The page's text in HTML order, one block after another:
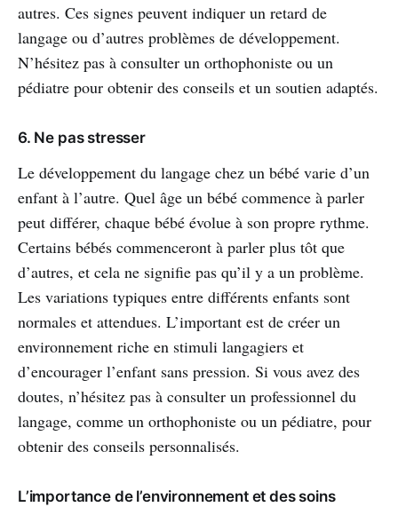
autres. Ces signes peuvent indiquer un retard de
langage ou d’autres problèmes de développement.
N’hésitez pas à consulter un orthophoniste ou un
pédiatre pour obtenir des conseils et un soutien adaptés.
6. Ne pas stresser
Le développement du langage chez un bébé varie d’un
enfant à l’autre. Quel âge un bébé commence à parler
peut différer, chaque bébé évolue à son propre rythme.
Certains bébés commenceront à parler plus tôt que
d’autres, et cela ne signifie pas qu’il y a un problème.
Les variations typiques entre différents enfants sont
normales et attendues. L’important est de créer un
environnement riche en stimuli langagiers et
d’encourager l’enfant sans pression. Si vous avez des
doutes, n’hésitez pas à consulter un professionnel du
langage, comme un orthophoniste ou un pédiatre, pour
obtenir des conseils personnalisés.
L’importance de l’environnement et des soins